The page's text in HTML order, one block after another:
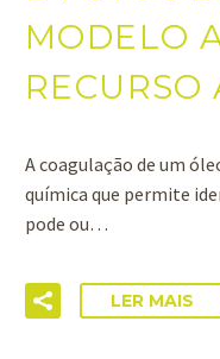
MODELO
RECURSO
A coagulação de um
química que permite
pode ou…
LER MAIS